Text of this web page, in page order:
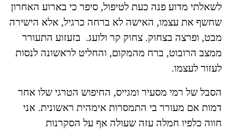
לשאלתי מדוע פנה כעת לטיפול, סיפר כי בארוע האחרון
שחשף את עצמו, האישה לא ברחה כרגיל, אלא הישירה
מבט, ופרצה בצחוק. צחוק קר ולועג. בזעזוע התעורר
ממצב הרובוט, ברח מהמקום, והחליט לראשונה לנסות
לעזור לעצמו.
הסבל של רמי מסעיר ומגייס, החיפוש הטרגי שלו אחר
דמות אם מעורר בי התמסרות אימהית ראשונית. אני
חווה כלפיו חמלה עזה שעולה אף על הסקרנות